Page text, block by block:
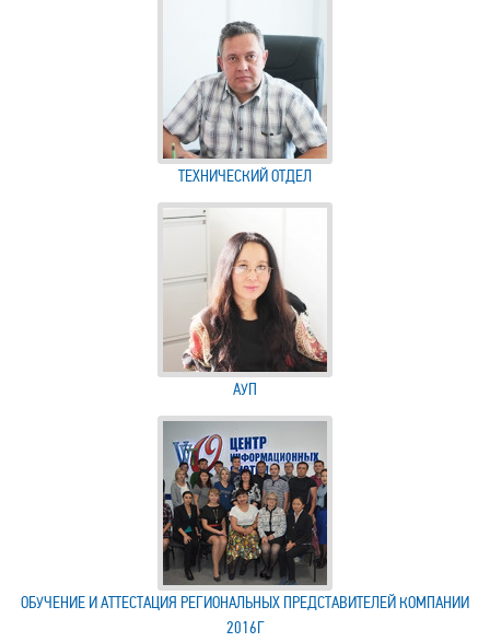
ТЕХНИЧЕСКИЙ ОТДЕЛ
АУП
ОБУЧЕНИЕ И АТТЕСТАЦИЯ РЕГИОНАЛЬНЫХ ПРЕДСТАВИТЕЛЕЙ КОМПАНИИ
2016Г